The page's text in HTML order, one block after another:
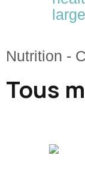
Nutrition -
Tous